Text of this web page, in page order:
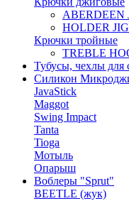
ABERDEEN
HOLDER
Крючки тройные
TREBLE
Тубусы, чехлы
Силикон
JavaStick
Maggot
Swing Impact
Tanta
Tioga
Мотыль
Опарыш
Воблеры "Sprut"
BEETLE (жук)